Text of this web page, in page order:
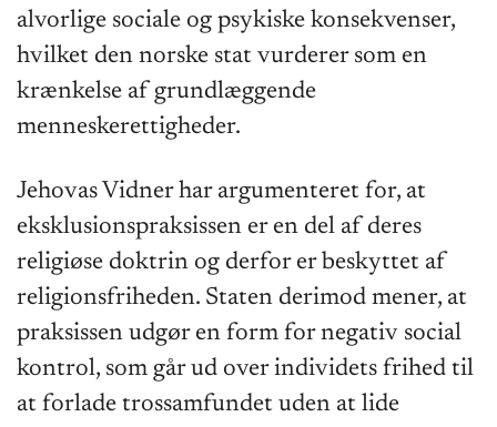
alvorlige sociale og psykiske konsekvenser,
hvilket den norske stat vurderer som en
krænkelse af grundlæggende
menneskerettigheder.
Jehovas Vidner har argumenteret for, at
eksklusionspraksissen er en del af deres
religiøse doktrin og derfor er beskyttet af
religionsfriheden. Staten derimod mener, at
praksissen udgør en form for negativ social
kontrol, som går ud over individets frihed til
at forlade trossamfundet uden at lide